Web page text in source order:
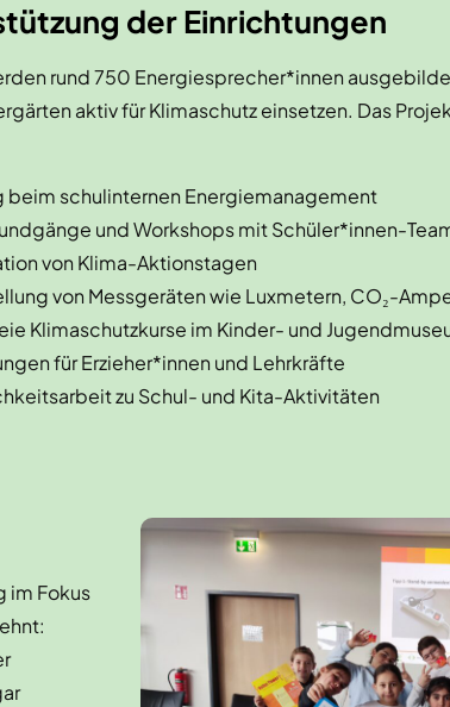
der Einrichtungen
rund 750 Energiesprecher*innen
aktiv für Klimaschutz einsetzen. Das
beim schulinternen Energiemanagement
und Workshops mit Schüler*innen-
von Klima-Aktionstagen
von Messgeräten wie Luxmetern, CO₂-
Klimaschutzkurse im Kinder- und
für Erzieher*innen und Lehrkräfte
zu Schul- und Kita-Aktivitäten
im Fokus